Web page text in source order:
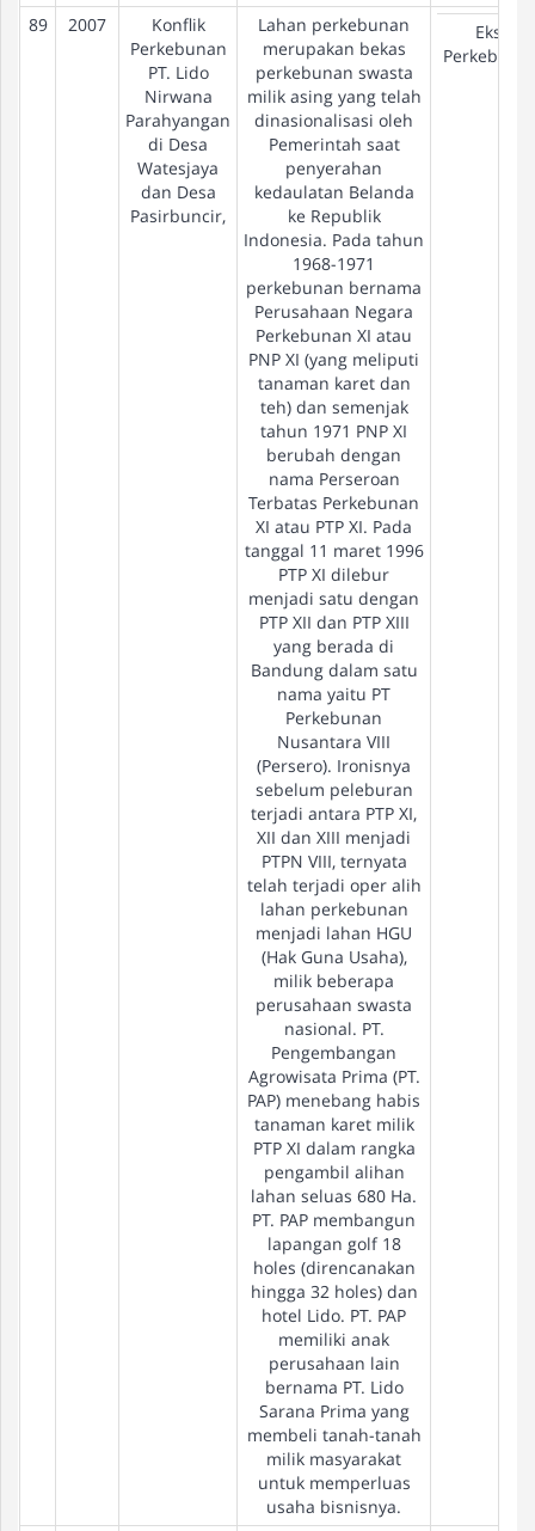
89
2007
Konflik
Perkebunan
PT. Lido
Nirwana
Parahyangan
di Desa
Watesjaya
dan Desa
Pasirbuncir,
Lahan perkebunan
merupakan bekas
perkebunan swasta
milik asing yang telah
dinasionalisasi oleh
Pemerintah saat
penyerahan
kedaulatan Belanda
ke Republik
Indonesia. Pada tahun
1968-1971
perkebunan bernama
Perusahaan Negara
Perkebunan XI atau
PNP XI (yang meliputi
tanaman karet dan
teh) dan semenjak
tahun 1971 PNP XI
berubah dengan
nama Perseroan
Terbatas Perkebunan
XI atau PTP XI. Pada
tanggal 11 maret 1996
PTP XI dilebur
menjadi satu dengan
PTP XII dan PTP XIII
yang berada di
Bandung dalam satu
nama yaitu PT
Perkebunan
Nusantara VIII
(Persero). Ironisnya
sebelum peleburan
terjadi antara PTP XI,
XII dan XIII menjadi
PTPN VIII, ternyata
telah terjadi oper alih
lahan perkebunan
menjadi lahan HGU
(Hak Guna Usaha),
milik beberapa
perusahaan swasta
nasional. PT.
Pengembangan
Agrowisata Prima (PT.
PAP) menebang habis
tanaman karet milik
PTP XI dalam rangka
pengambil alihan
lahan seluas 680 Ha.
PT. PAP membangun
lapangan golf 18
holes (direncanakan
hingga 32 holes) dan
hotel Lido. PT. PAP
memiliki anak
perusahaan lain
bernama PT. Lido
Sarana Prima yang
membeli tanah-tanah
milik masyarakat
untuk memperluas
usaha bisnisnya.
Eks-